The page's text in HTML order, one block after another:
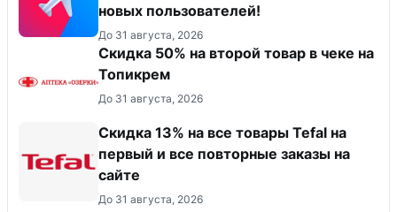
новых пользователей!
До 31 августа, 2026
Скидка 50% на второй товар в чеке на
Топикрем
До 31 августа, 2026
Скидка 13% на все товары Tefal на
первый и все повторные заказы на
сайте
До 31 августа, 2026